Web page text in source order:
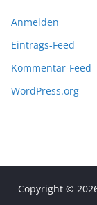
Anmelden
Eintrags-Feed
Kommentar-Feed
WordPress.org
Copyright ©